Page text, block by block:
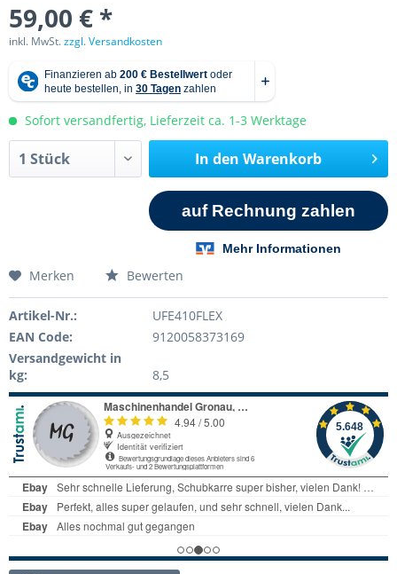
59,00 € *
inkl. MwSt.zzgl. Versandkosten
Sofort versandfertig, Lieferzeit ca. 1-3 Werktage
In den Warenkorb
Merken Bewerten
Artikel-Nr.:
UFE410FLEX
EAN Code:
9120058373169
Versandgewicht in
kg:
8,5